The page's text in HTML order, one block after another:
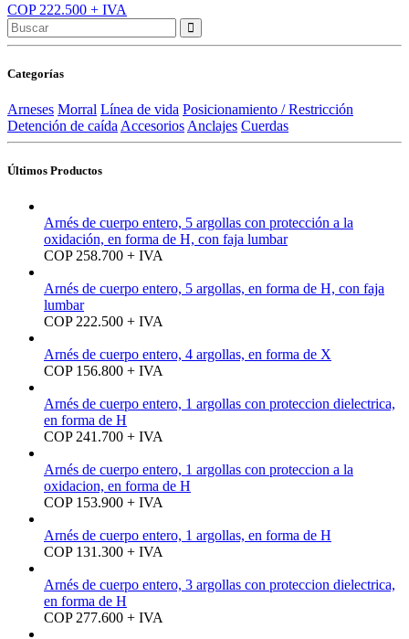
COP 222.500 + IVA
Categorías
Arneses Morral Línea de vida Posicionamiento / Restricción
Detención de caída Accesorios Anclajes Cuerdas
Últimos Productos
Arnés de cuerpo entero, 5 argollas con protección a la
oxidación, en forma de H, con faja lumbar
COP 258.700 + IVA
Arnés de cuerpo entero, 5 argollas, en forma de H, con faja
lumbar
COP 222.500 + IVA
Arnés de cuerpo entero, 4 argollas, en forma de X
COP 156.800 + IVA
Arnés de cuerpo entero, 1 argollas con proteccion dielectrica,
en forma de H
COP 241.700 + IVA
Arnés de cuerpo entero, 1 argollas con proteccion a la
oxidacion, en forma de H
COP 153.900 + IVA
Arnés de cuerpo entero, 1 argollas, en forma de H
COP 131.300 + IVA
Arnés de cuerpo entero, 3 argollas con proteccion dielectrica,
en forma de H
COP 277.600 + IVA